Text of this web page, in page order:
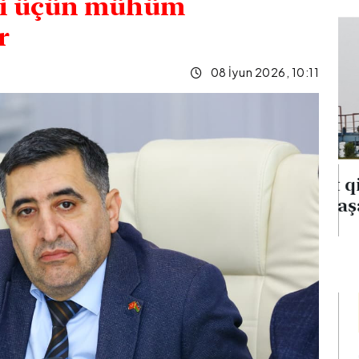
üçün mühüm
08 İyun 2026, 10:11
verib
Neft qiymətləri 5 %-dən